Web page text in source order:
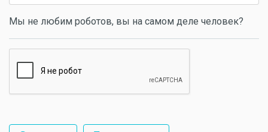
Мы не любим роботов, вы на самом деле человек?